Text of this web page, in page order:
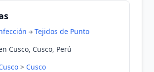
Tejidos de Punto
Cusco, Cusco, Perú
> Cusco